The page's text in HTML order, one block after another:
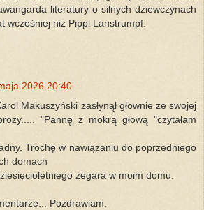
literatury o silnych dziewczynach
wcześniej niż Pippi Lanstrumpf.
2026 20:40
Makuszyński zasłynął głownie ze swojej
"Pannę z mokrą głową "czytałam
Trochę w nawiązaniu do poprzedniego
domach
zegara w moim domu.
Pozdrawiam.